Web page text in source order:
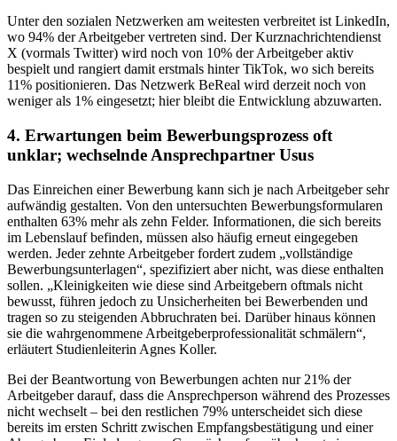
Unter den sozialen Netzwerken am weitesten verbreitet ist LinkedIn,
wo 94% der Arbeitgeber vertreten sind. Der Kurznachrichtendienst
X (vormals Twitter) wird noch von 10% der Arbeitgeber aktiv
bespielt und rangiert damit erstmals hinter TikTok, wo sich bereits
11% positionieren. Das Netzwerk BeReal wird derzeit noch von
weniger als 1% eingesetzt; hier bleibt die Entwicklung abzuwarten.
4. Erwartungen beim Bewerbungsprozess oft
unklar; wechselnde Ansprechpartner Usus
Das Einreichen einer Bewerbung kann sich je nach Arbeitgeber sehr
aufwändig gestalten. Von den untersuchten Bewerbungsformularen
enthalten 63% mehr als zehn Felder. Informationen, die sich bereits
im Lebenslauf befinden, müssen also häufig erneut eingegeben
werden. Jeder zehnte Arbeitgeber fordert zudem „vollständige
Bewerbungsunterlagen“, spezifiziert aber nicht, was diese enthalten
sollen. „Kleinigkeiten wie diese sind Arbeitgebern oftmals nicht
bewusst, führen jedoch zu Unsicherheiten bei Bewerbenden und
tragen so zu steigenden Abbruchraten bei. Darüber hinaus können
sie die wahrgenommene Arbeitgeberprofessionalität schmälern“,
erläutert Studienleiterin Agnes Koller.
Bei der Beantwortung von Bewerbungen achten nur 21% der
Arbeitgeber darauf, dass die Ansprechperson während des Prozesses
nicht wechselt – bei den restlichen 79% unterscheidet sich diese
bereits im ersten Schritt zwischen Empfangsbestätigung und einer